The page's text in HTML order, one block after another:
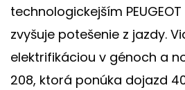
technologickejším
zvyšuje potešenie z jazdy.
elektrifikáciou v génoch a
208, ktorá ponúka dojazd